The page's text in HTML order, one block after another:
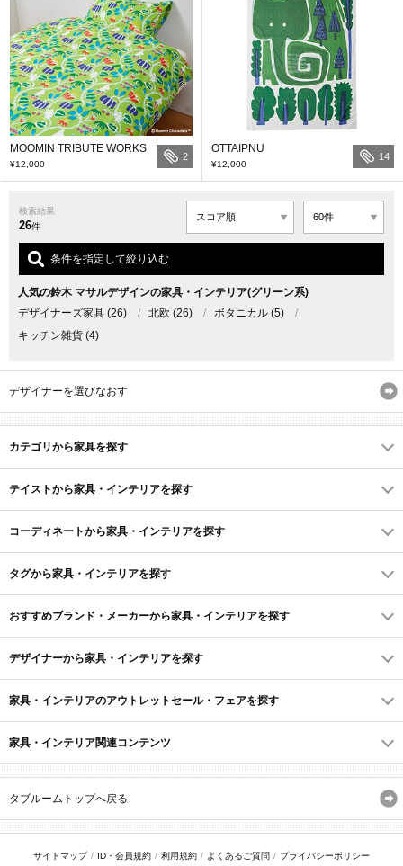
MOOMIN TRIBUTE WORKS
¥12,000
2
OTTAIPNU
¥12,000
14
検索結果
26件
条件を指定して絞り込む
人気の鈴木 マサルデザインの家具・インテリア(グリーン系)
デザイナーズ家具 (26) / 北欧 (26) / ボタニカル (5)
/
キッチン雑貨 (4)
デザイナーを選びなおす
カテゴリから家具を探す
テイストから家具・インテリアを探す
コーディネートから家具・インテリアを探す
タグから家具・インテリアを探す
おすすめブランド・メーカーから家具・インテリアを探す
デザイナーから家具・インテリアを探す
家具・インテリアのアウトレットセール・フェアを探す
家具・インテリア関連コンテンツ
タブルームトップへ戻る
サイトマップ ID・会員規約 利用規約 よくあるご質問 プライバシーポリシー